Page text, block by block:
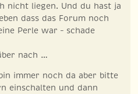
nicht liegen. Und du hast ja
dass das Forum noch
Perle war – schade
nach …
immer noch da aber bitte
einschalten und dann